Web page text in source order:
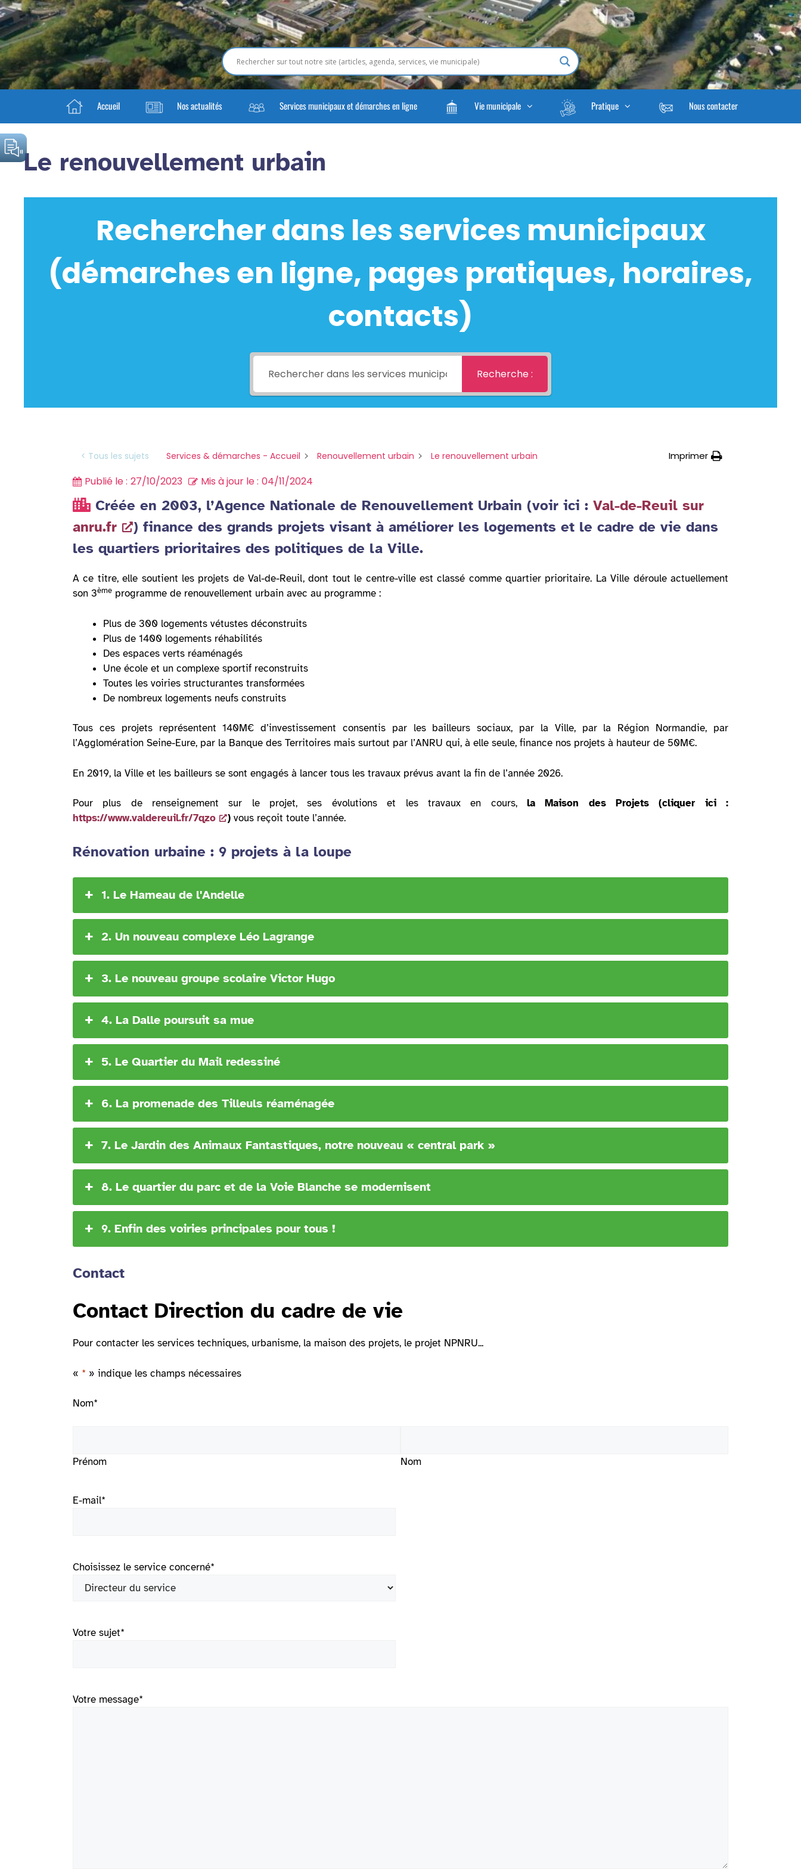
Accueil Nos actualités Services municipaux et démarches en ligne Vie municipale Pratique Nous contacter
Le renouvellement urbain
Rechercher dans les services municipaux
(démarches en ligne, pages pratiques, horaires,
contacts)
Recherche :
< Tous les sujets Services & démarches - Accueil Renouvellement urbain Le renouvellement urbain Imprimer
Publié le : 27/10/2023 Mis à jour le : 04/11/2024
Créée en 2003, l’Agence Nationale de Renouvellement Urbain (voir ici : Val-de-Reuil sur
anru.fr
) finance des grands projets visant à améliorer les logements et le cadre de vie dans
les quartiers prioritaires des politiques de la Ville.
A ce titre, elle soutient les projets de Val-de-Reuil, dont tout le centre-ville est classé comme quartier prioritaire. La Ville déroule actuellement
son 3ème programme de renouvellement urbain avec au programme :
Plus de 300 logements vétustes déconstruits
Plus de 1400 logements réhabilités
Des espaces verts réaménagés
Une école et un complexe sportif reconstruits
Toutes les voiries structurantes transformées
De nombreux logements neufs construits
Tous ces projets représentent 140M€ d’investissement consentis par les bailleurs sociaux, par la Ville, par la Région Normandie, par
l’Agglomération Seine-Eure, par la Banque des Territoires mais surtout par l’ANRU qui, à elle seule, finance nos projets à hauteur de 50M€.
En 2019, la Ville et les bailleurs se sont engagés à lancer tous les travaux prévus avant la fin de l’année 2026.
Pour plus de renseignement sur le projet, ses évolutions et les travaux en cours, la Maison des Projets (cliquer ici :
https://www.valdereuil.fr/7qzo
) vous reçoit toute l’année.
Rénovation urbaine : 9 projets à la loupe
1. Le Hameau de l'Andelle
2. Un nouveau complexe Léo Lagrange
3. Le nouveau groupe scolaire Victor Hugo
4. La Dalle poursuit sa mue
5. Le Quartier du Mail redessiné
6. La promenade des Tilleuls réaménagée
7. Le Jardin des Animaux Fantastiques, notre nouveau « central park »
8. Le quartier du parc et de la Voie Blanche se modernisent
9. Enfin des voiries principales pour tous !
Contact
Contact Direction du cadre de vie
Pour contacter les services techniques, urbanisme, la maison des projets, le projet NPNRU...
« * » indique les champs nécessaires
Nom*
Prénom Nom
E-mail*
Choisissez le service concerné*
Votre sujet*
Votre message*